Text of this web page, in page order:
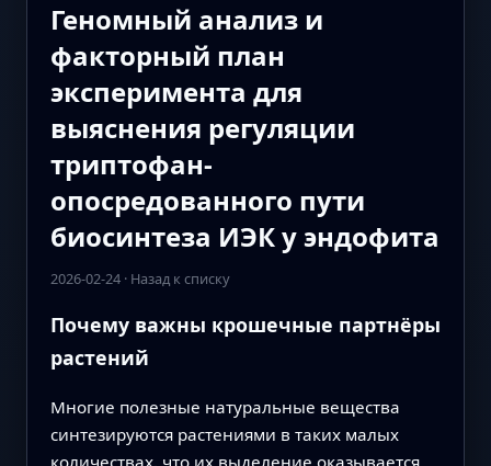
Геномный анализ и
факторный план
эксперимента для
выяснения регуляции
триптофан-
опосредованного пути
биосинтеза ИЭК у эндофита
2026-02-24· Назад к списку
Почему важны крошечные партнёры
растений
Многие полезные натуральные вещества
синтезируются растениями в таких малых
количествах, что их выделение оказывается